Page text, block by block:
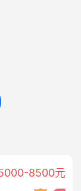
8500元